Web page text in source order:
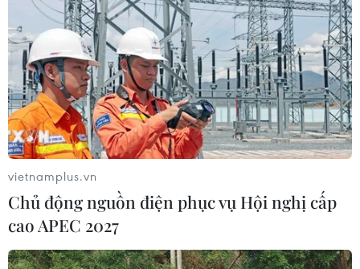
Syria.
vietnamplus.vn
Chủ động nguồn điện phục vụ Hội nghị cấp
cao APEC 2027